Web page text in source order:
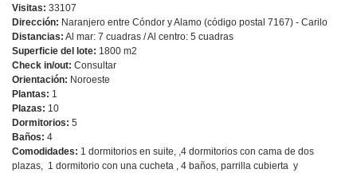
Visitas: 33107
Dirección: Naranjero entre Cóndor y Alamo (código postal 7167) - Carilo
Distancias: Al mar: 7 cuadras / Al centro: 5 cuadras
Superficie del lote: 1800 m2
Check in/out: Consultar
Orientación: Noroeste
Plantas: 1
Plazas: 10
Dormitorios: 5
Baños: 4
Comodidades: 1 dormitorios en suite, ,4 dormitorios con cama de dos
plazas, 1 dormitorio con una cucheta , 4 baños, parrilla cubierta y